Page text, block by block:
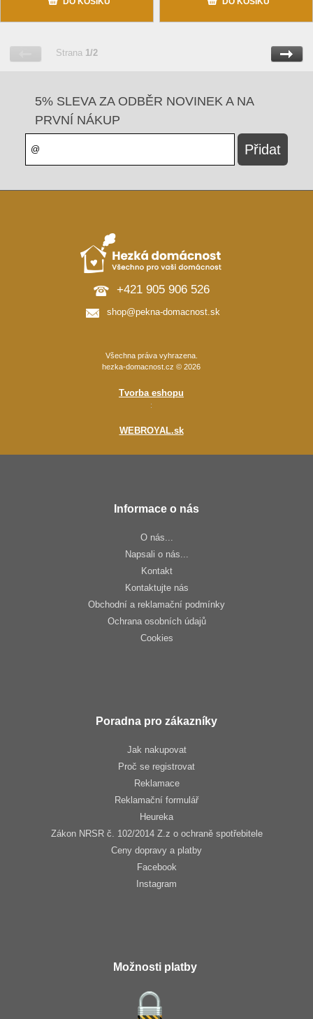
Strana 1/2
5% SLEVA ZA ODBĚR NOVINEK A NA
PRVNÍ NÁKUP
+421 905 906 526
shop@pekna-domacnost.sk
Všechna práva vyhrazena.
hezka-domacnost.cz © 2026
Tvorba eshopu
:
WEBROYAL.sk
Informace o nás
O nás...
Napsali o nás...
Kontakt
Kontaktujte nás
Obchodní a reklamační podmínky
Ochrana osobních údajů
Cookies
Poradna pro zákazníky
Jak nakupovat
Proč se registrovat
Reklamace
Reklamační formulář
Heureka
Zákon NRSR č. 102/2014 Z.z o ochraně spotřebitele
Ceny dopravy a platby
Facebook
Instagram
Možnosti platby